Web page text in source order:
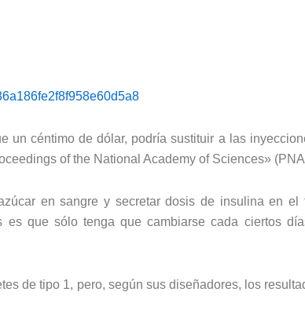
un céntimo de dólar, podría sustituir a las
of the National Academy of Sciences»
en sangre y secretar dosis de insulina en el
que sólo tenga que cambiarse cada ciertos
de tipo 1, pero, según sus diseñadores, los